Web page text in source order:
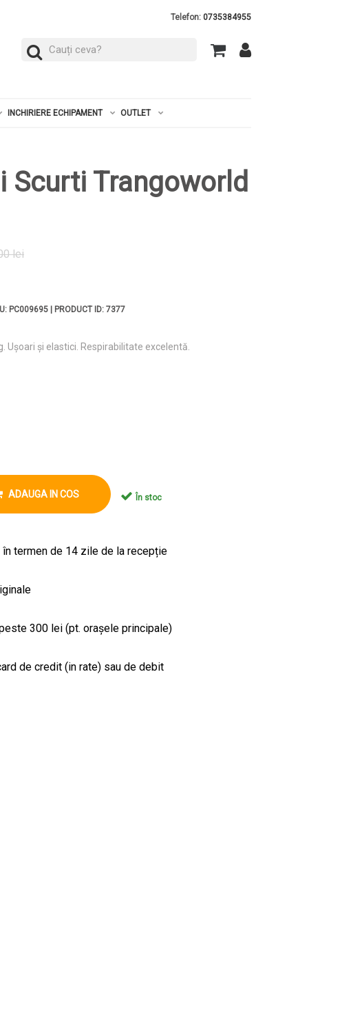
Telefon: 0735384955
INCHIRIERE ECHIPAMENT OUTLET
Scurti Trangoworld
lei
PC009695 | PRODUCT ID: 7377
Ușoari și elastici. Respirabilitate excelentă.
ADAUGA IN COS În stoc
în termen de 14 zile de la recepție
300 lei (pt. orașele principale)
de credit (in rate) sau de debit